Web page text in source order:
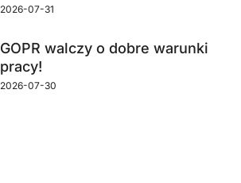
2026-07-31
GOPR walczy o dobre warunki
pracy!
2026-07-30